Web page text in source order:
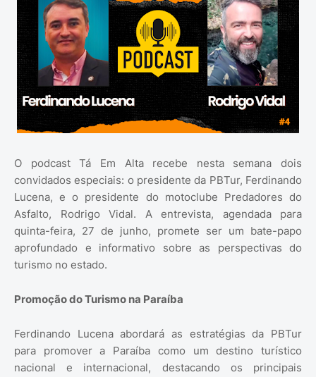
O podcast Tá Em Alta recebe nesta semana dois
convidados especiais: o presidente da PBTur, Ferdinando
Lucena, e o presidente do motoclube Predadores do
Asfalto, Rodrigo Vidal. A entrevista, agendada para
quinta-feira, 27 de junho, promete ser um bate-papo
aprofundado e informativo sobre as perspectivas do
turismo no estado.
Promoção do Turismo na Paraíba
Ferdinando Lucena abordará as estratégias da PBTur
para promover a Paraíba como um destino turístico
nacional e internacional, destacando os principais